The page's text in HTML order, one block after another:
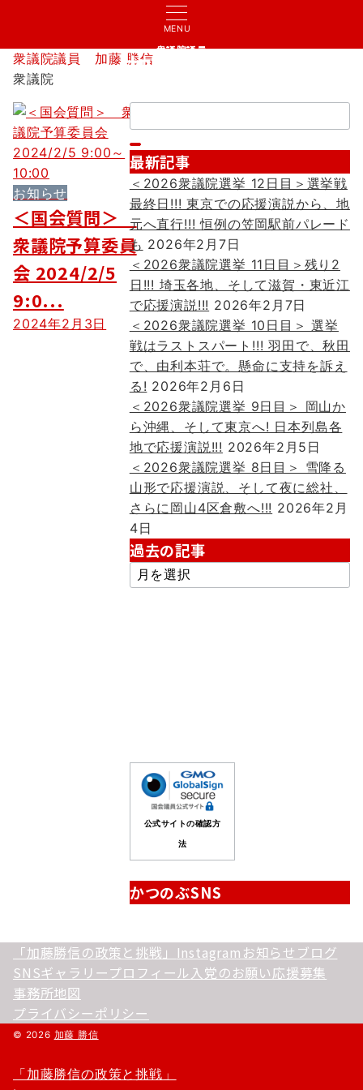
MENU
衆議院議員
加藤 勝信
衆議院議員 加藤 勝信
衆議院
お知らせ
＜国会質問＞
衆議院予算委員
会 2024/2/5
9:0...
2024年2月3日
検
索：
最新記事
＜2026衆議院選挙 12日目＞選挙戦
最終日!!! 東京での応援演説から、地
元へ直行!!! 恒例の笠岡駅前パレード
も 2026年2月7日
＜2026衆議院選挙 11日目＞残り2
日!!! 埼玉各地、そして滋賀・東近江
で応援演説!!! 2026年2月7日
＜2026衆議院選挙 10日目＞ 選挙
戦はラストスパート!!! 羽田で、秋田
で、由利本荘で。懸命に支持を訴え
る! 2026年2月6日
＜2026衆議院選挙 9日目＞ 岡山か
ら沖縄、そして東京へ! 日本列島各
地で応援演説!!! 2026年2月5日
＜2026衆議院選挙 8日目＞ 雪降る
山形で応援演説、そして夜に総社、
さらに岡山4区倉敷へ!!! 2026年2月
4日
過去の記事
過
去
公式サイトの確認方
法
かつのぶSNS
「加藤勝信の政策と挑戦」 Instagram お知らせ ブログ
SNSギャラリープロフィール 入党のお願い応援募集
事務所地図
プライバシーポリシー
© 2026 加藤 勝信
「加藤勝信の政策と挑戦」